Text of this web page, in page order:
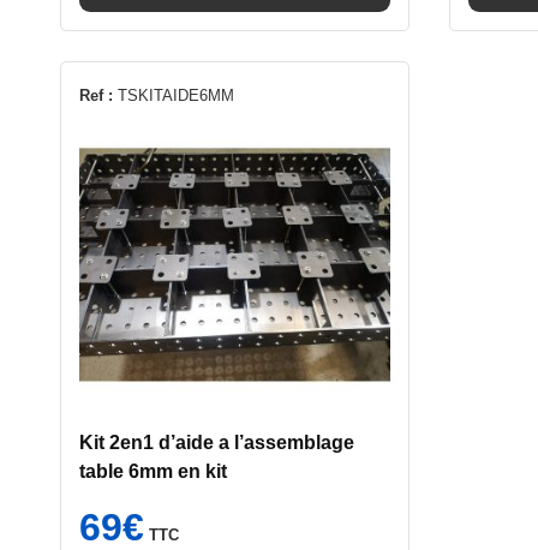
Ref : TSKITAIDE6MM
Kit 2en1 d’aide a l’assemblage
table 6mm en kit
69€ TTC